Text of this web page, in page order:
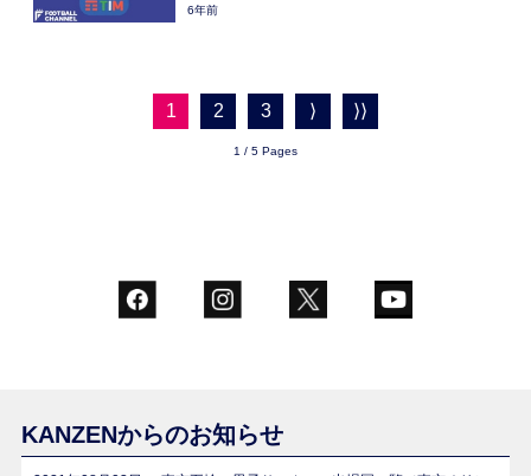
6年前
1 2 3 ⟩ ⟩⟩
1 / 5 Pages
KANZENからのお知らせ